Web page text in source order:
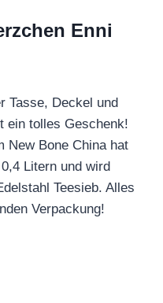
Enni
Tasse, Deckel und
ein tolles Geschenk!
New Bone China hat
Litern und wird
Teesieb. Alles
Verpackung!